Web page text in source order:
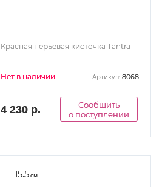
Красная перьевая кисточка Tantra
Нет в наличии Артикул: 8068
4 230 р.
Сообщить
о поступлении
15.5см